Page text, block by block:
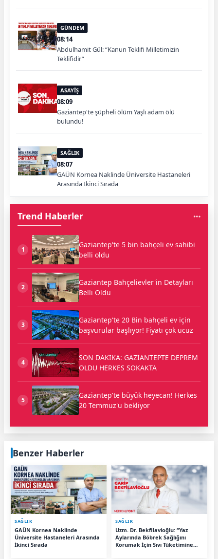
GÜNDEM
08:14
Abdulhamit Gül: “Kanun Teklifi Milletimizin
Teklifidir”
ASAYİŞ
08:09
Gaziantep'te şüpheli ölüm Yaşlı adam ölü
bulundu!
SAĞLIK
08:07
GAÜN Kornea Naklinde Üniversite Hastaneleri
Arasında İkinci Sırada
Trend Haberler
1
Gaziantep'te 5 bin bahçeli ev sahibi
belli oldu
2
Gaziantep Bahçelievler'in Detayları
Belli Oldu
3
Gaziantep'te 20 Bin bahçeli ev için
başvurular başlıyor! Fiyatı çok ucuz
4
SON DAKİKA: GAZİANTEPTE DEPREM
OLDU HERKES SOKAKTA
5
Gaziantep'te büyük heyecan! Herkes
20 Temmuz'u bekliyor
Benzer Haberler
SAĞLIK
GAÜN Kornea Naklinde
Üniversite Hastaneleri Arasında
İkinci Sırada
SAĞLIK
Uzm. Dr. Bekfilavioğlu: “Yaz
Aylarında Böbrek Sağlığını
Korumak İçin Sıvı Tüketimine